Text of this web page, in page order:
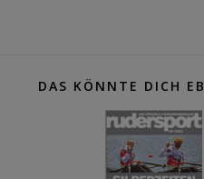
DAS KÖNNTE DICH